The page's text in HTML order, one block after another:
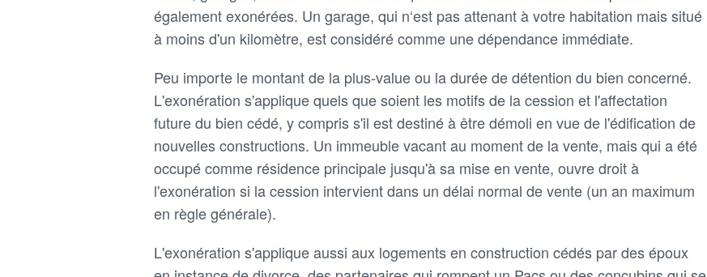
également exonérées. Un garage, qui n‘est pas attenant à votre habitation mais situé
à moins d'un kilomètre, est considéré comme une dépendance immédiate.
Peu importe le montant de la plus-value ou la durée de détention du bien concerné.
L'exonération s'applique quels que soient les motifs de la cession et l'affectation
future du bien cédé, y compris s'il est destiné à être démoli en vue de l'édification de
nouvelles constructions. Un immeuble vacant au moment de la vente, mais qui a été
occupé comme résidence principale jusqu'à sa mise en vente, ouvre droit à
l'exonération si la cession intervient dans un délai normal de vente (un an maximum
en règle générale).
L'exonération s'applique aussi aux logements en construction cédés par des époux